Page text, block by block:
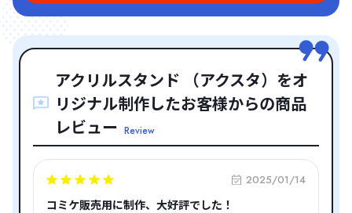
アクリルスタンド （アクスタ）をオ
リジナル制作したお客様からの商品
レビュー Review
2025/01/14
コミケ販売用に制作、大好評でした！